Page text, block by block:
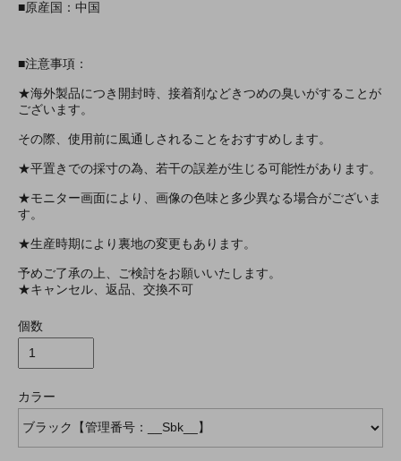
■原産国：中国
■注意事項：
★海外製品につき開封時、接着剤などきつめの臭いがすることが
ございます。
その際、使用前に風通しされることをおすすめします。
★平置きでの採寸の為、若干の誤差が生じる可能性があります。
★モニター画面により、画像の色味と多少異なる場合がございま
す。
★生産時期により裏地の変更もあります。
予めご了承の上、ご検討をお願いいたします。
★キャンセル、返品、交換不可
個数
カラー